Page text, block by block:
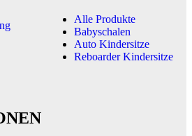
Alle Produkte
Babyschalen
Auto Kindersitze
Reboarder Kindersitze